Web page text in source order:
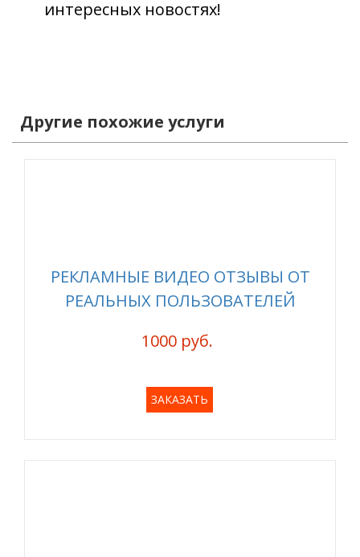
интересных новостях!
Другие похожие услуги
РЕКЛАМНЫЕ ВИДЕО ОТЗЫВЫ ОТ
РЕАЛЬНЫХ ПОЛЬЗОВАТЕЛЕЙ
1000 руб.
ЗАКАЗАТЬ